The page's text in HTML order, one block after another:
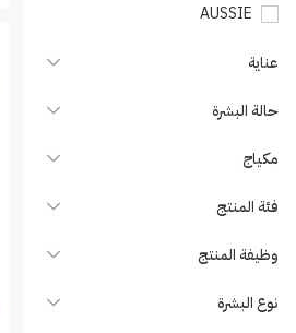
AUSSIE
Bepanthen
Biorga
Camille Rose
Capixy
Cococare
عناية
حالة البشرة
مكياج
فئة المنتج
وظيفة المنتج
نوع البشرة